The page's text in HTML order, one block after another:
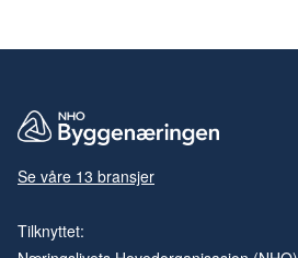
Se våre 13 bransjer
Tilknyttet: